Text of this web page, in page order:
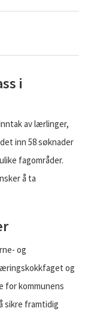
LINKEDIN
i
av lærlinger,
inn 58 søknader
fagområder.
å ta
og
og
for kommunens
sikre framtidig